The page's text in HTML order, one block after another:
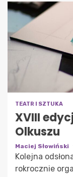
TEATR I SZTUKA
XVIII
Olkuszu
Maciej Słowiński
Kolejna
rokrocznie